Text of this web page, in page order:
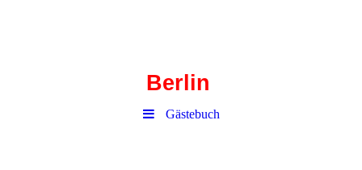
Berlin
Gästebuch